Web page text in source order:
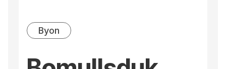
Byon